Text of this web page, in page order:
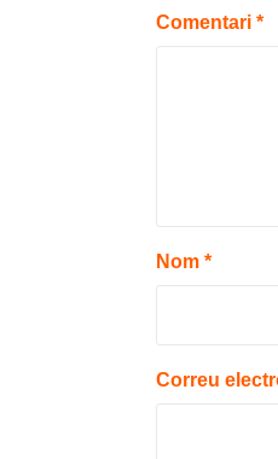
Comentari *
Nom *
Correu